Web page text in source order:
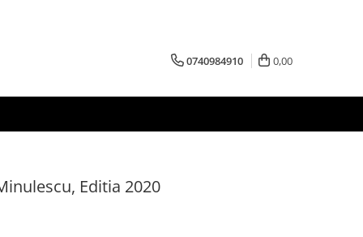
0740984910 0,00
Editia 2020